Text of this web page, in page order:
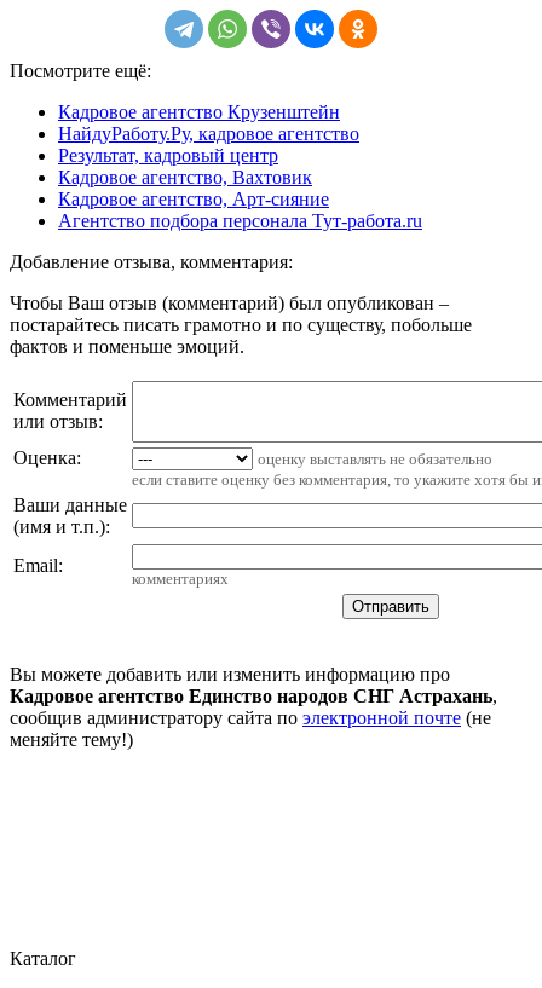
Посмотрите ещё:
Кадровое агентство Крузенштейн
НайдуРаботу.Ру, кадровое агентство
Результат, кадровый центр
Кадровое агентство, Вахтовик
Кадровое агентство, Арт-сияние
Агентство подбора персонала Тут-работа.ru
Добавление отзыва, комментария:
Чтобы Ваш отзыв (комментарий) был опубликован –
постарайтесь писать грамотно и по существу, побольше
фактов и поменьше эмоций.
Комментарий
или отзыв:
Оценка:
оценку выставлять не обязательно
если ставите оценку без комментария, то укажите хотя бы
Ваши данные
(имя и т.п.):
Email:
комментариях
Вы можете добавить или изменить информацию про
Кадровое агентство Единство народов СНГ Астрахань,
сообщив администратору сайта по электронной почте (не
меняйте тему!)
Каталог